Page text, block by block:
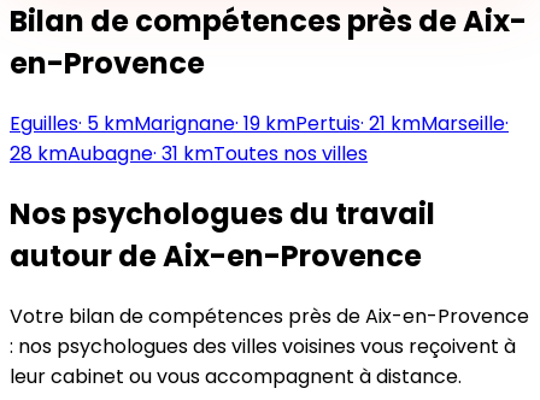
Bilan de compétences près deAix-
en-Provence
Eguilles· 5 kmMarignane· 19 kmPertuis· 21 kmMarseille·
28 kmAubagne· 31 kmToutes nos villes
Nos psychologues du travail
autour deAix-en-Provence
Votre bilan de compétences près deAix-en-Provence
: nos psychologues des villes voisines vous reçoivent à
leur cabinet ou vous accompagnent à distance.